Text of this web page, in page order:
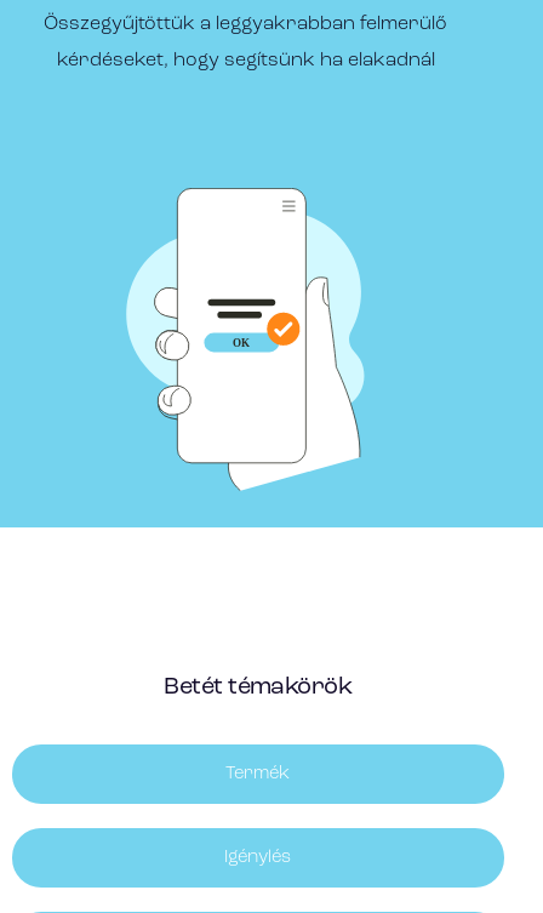
Összegyűjtöttük a leggyakrabban felmerülő
kérdéseket, hogy segítsünk ha elakadnál
Betét témakörök
Termék
Igénylés